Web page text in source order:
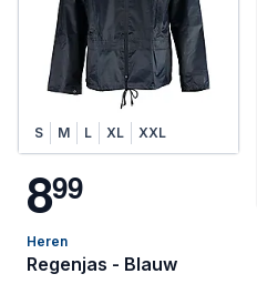
S M L XL XXL
899
Heren
Regenjas - Blauw